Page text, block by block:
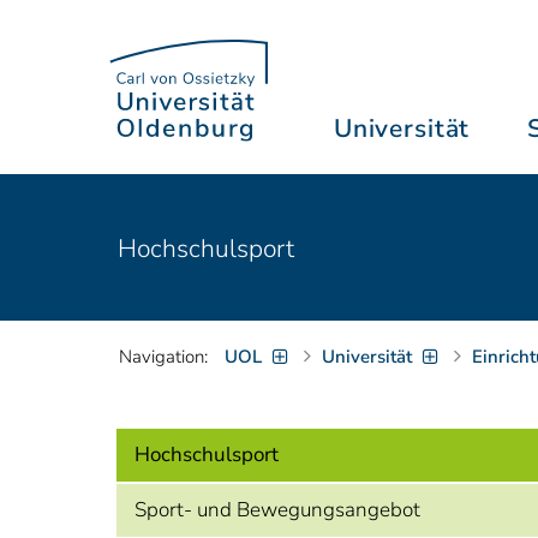
Universität
Hochschulsport
Navigation: UOL Universität
Hochschulsport
Sport- und Bewegungsangebot